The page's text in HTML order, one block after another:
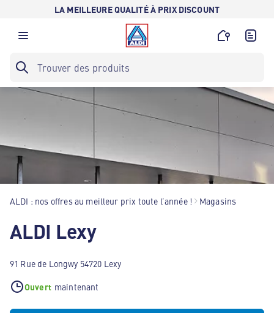
LA MEILLEURE QUALITÉ À PRIX DISCOUNT
ALDI : nos offres au meilleur prix toute l’année ! Magasins
ALDI Lexy
91 Rue de Longwy 54720 Lexy
Ouvert maintenant